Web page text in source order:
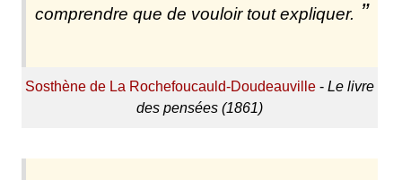
comprendre que de vouloir tout expliquer.
Sosthène de La Rochefoucauld-Doudeauville- Le livre
des pensées (1861)